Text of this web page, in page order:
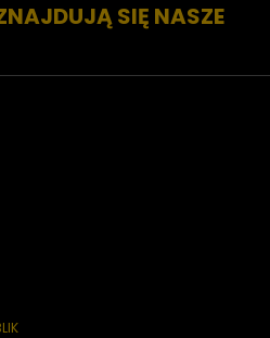
SIĘ NASZE